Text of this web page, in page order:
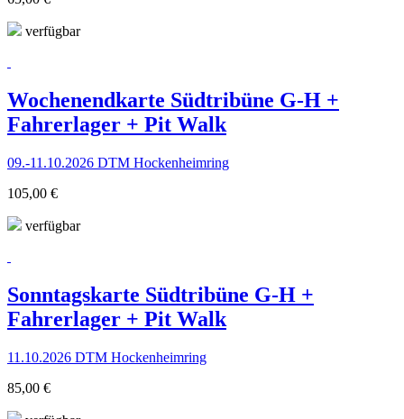
verfügbar
Wochenendkarte Südtribüne G-H +
Fahrerlager + Pit Walk
09.-11.10.2026 DTM Hockenheimring
105,00 €
verfügbar
Sonntagskarte Südtribüne G-H +
Fahrerlager + Pit Walk
11.10.2026 DTM Hockenheimring
85,00 €